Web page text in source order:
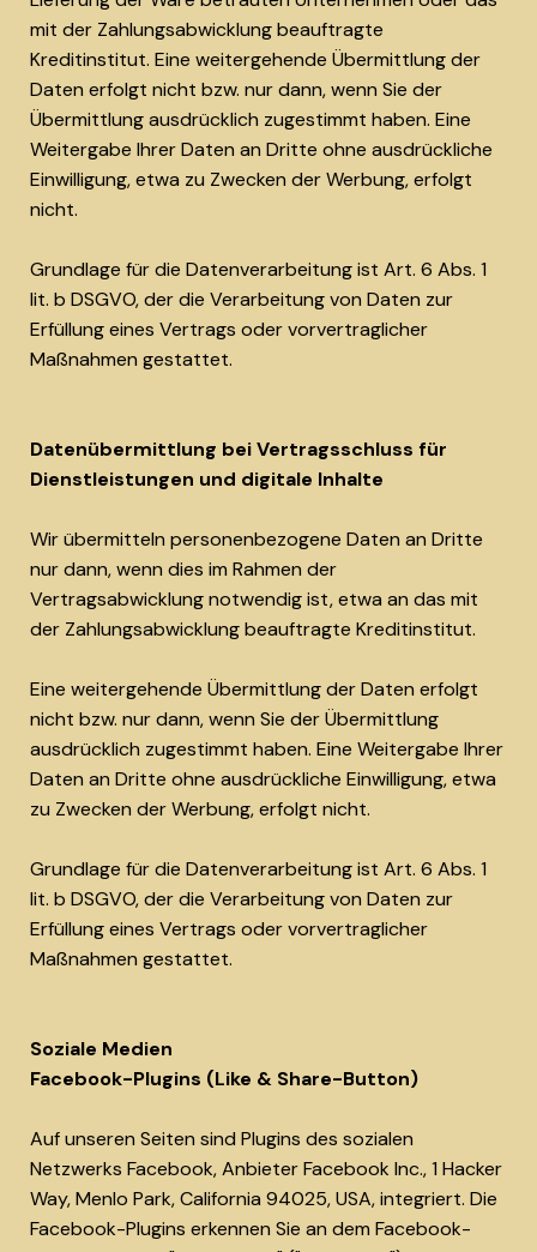
mit der Zahlungsabwicklung beauftragte
Kreditinstitut. Eine weitergehende Übermittlung der
Daten erfolgt nicht bzw. nur dann, wenn Sie der
Übermittlung ausdrücklich zugestimmt haben. Eine
Weitergabe Ihrer Daten an Dritte ohne ausdrückliche
Einwilligung, etwa zu Zwecken der Werbung, erfolgt
nicht.
Grundlage für die Datenverarbeitung ist Art. 6 Abs. 1
lit. b DSGVO, der die Verarbeitung von Daten zur
Erfüllung eines Vertrags oder vorvertraglicher
Maßnahmen gestattet.
Datenübermittlung bei Vertragsschluss für
Dienstleistungen und digitale Inhalte
Wir übermitteln personenbezogene Daten an Dritte
nur dann, wenn dies im Rahmen der
Vertragsabwicklung notwendig ist, etwa an das mit
der Zahlungsabwicklung beauftragte Kreditinstitut.
Eine weitergehende Übermittlung der Daten erfolgt
nicht bzw. nur dann, wenn Sie der Übermittlung
ausdrücklich zugestimmt haben. Eine Weitergabe Ihrer
Daten an Dritte ohne ausdrückliche Einwilligung, etwa
zu Zwecken der Werbung, erfolgt nicht.
Grundlage für die Datenverarbeitung ist Art. 6 Abs. 1
lit. b DSGVO, der die Verarbeitung von Daten zur
Erfüllung eines Vertrags oder vorvertraglicher
Maßnahmen gestattet.
Soziale Medien
Facebook-Plugins (Like & Share-Button)
Auf unseren Seiten sind Plugins des sozialen
Netzwerks Facebook, Anbieter Facebook Inc., 1 Hacker
Way, Menlo Park, California 94025, USA, integriert. Die
Facebook-Plugins erkennen Sie an dem Facebook-